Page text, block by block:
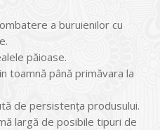
a buruienilor cu
păioase.
toamnă până primăvara la
de persistența produsului.
largă de posibile tipuri de